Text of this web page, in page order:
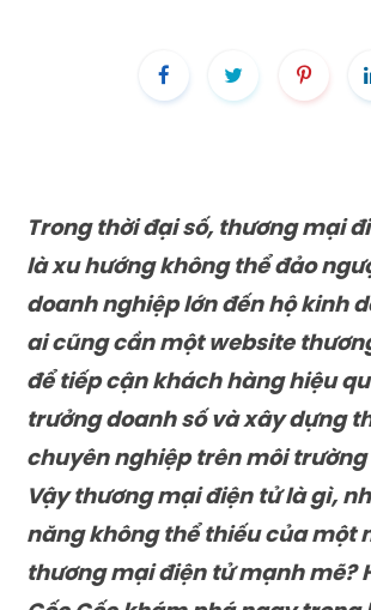
Trong thời đại số, thương mại
là xu hướng không thể đảo
doanh nghiệp lớn đến hộ kinh
ai cũng cần một website
để tiếp cận khách hàng hiệu
trưởng doanh số và xây dựng
chuyên nghiệp trên môi
Vậy thương mại điện tử là gì,
năng không thể thiếu của một
thương mại điện tử mạnh mẽ?